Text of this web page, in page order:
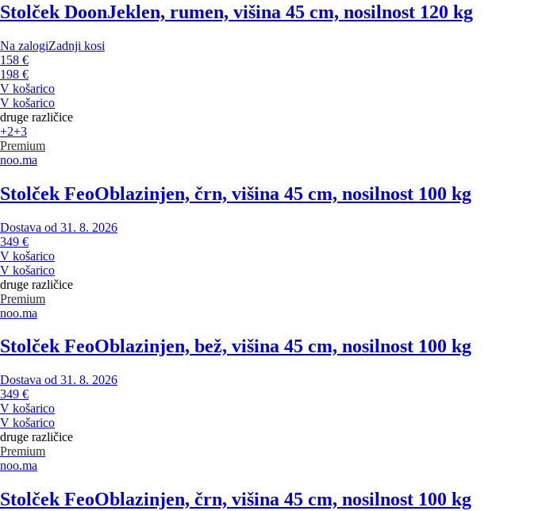
Stolček DoonJeklen, rumen, višina 45 cm, nosilnost 120 kg
Na zalogiZadnji kosi
158 €
198 €
V košarico
V košarico
druge različice
+2+3
Premium
noo.ma
Stolček FeoOblazinjen, črn, višina 45 cm, nosilnost 100 kg
Dostava od 31. 8. 2026
349 €
V košarico
V košarico
druge različice
Premium
noo.ma
Stolček FeoOblazinjen, bež, višina 45 cm, nosilnost 100 kg
Dostava od 31. 8. 2026
349 €
V košarico
V košarico
druge različice
Premium
noo.ma
Stolček FeoOblazinjen, črn, višina 45 cm, nosilnost 100 kg